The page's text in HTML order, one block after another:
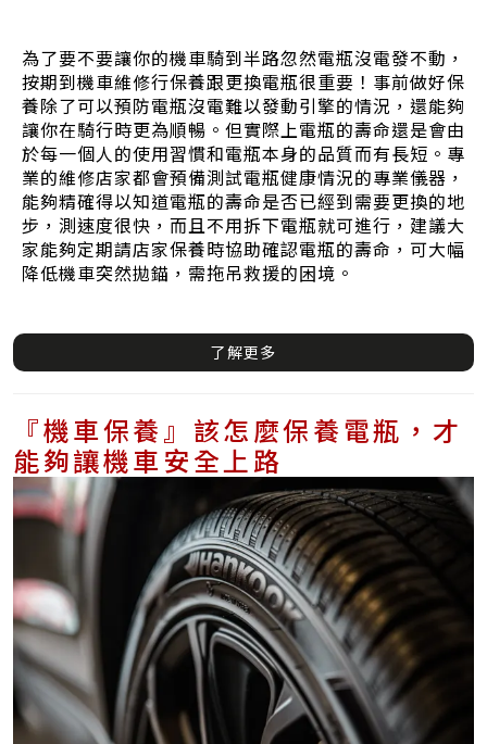
為了要不要讓你的機車騎到半路忽然電瓶沒電發不動，
按期到機車維修行保養跟更換電瓶很重要！事前做好保
養除了可以預防電瓶沒電難以發動引擎的情況，還能夠
讓你在騎行時更為順暢。但實際上電瓶的壽命還是會由
於每一個人的使用習慣和電瓶本身的品質而有長短。專
業的維修店家都會預備測試電瓶健康情況的專業儀器，
能夠精確得以知道電瓶的壽命是否已經到需要更換的地
步，測速度很快，而且不用拆下電瓶就可進行，建議大
家能夠定期請店家保養時協助確認電瓶的壽命，可大幅
降低機車突然拋錨，需拖吊救援的困境。
了解更多
『機車保養』該怎麼保養電瓶，才
能夠讓機車安全上路